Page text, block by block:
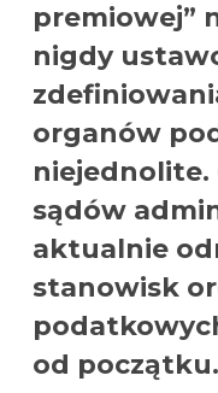
premiowej”
nigdy
organów
niejednolite.
sądów
aktualnie
stanowisk
od początku.